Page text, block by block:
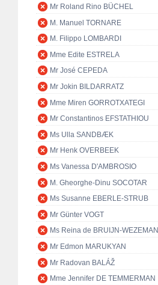
Mr Roland Rino BÜCHEL
M. Manuel TORNARE
M. Filippo LOMBARDI
Mme Edite ESTRELA
Mr José CEPEDA
Mr Jokin BILDARRATZ
Mme Miren GORROTXATEGI
Mr Constantinos EFSTATHIOU
Ms Ulla SANDBÆK
Mr Henk OVERBEEK
Ms Vanessa D'AMBROSIO
M. Gheorghe-Dinu SOCOTAR
Ms Susanne EBERLE-STRUB
Mr Günter VOGT
Ms Reina de BRUIJN-WEZEMAN
Mr Edmon MARUKYAN
Mr Radovan BALÁŽ
Mme Jennifer DE TEMMERMAN